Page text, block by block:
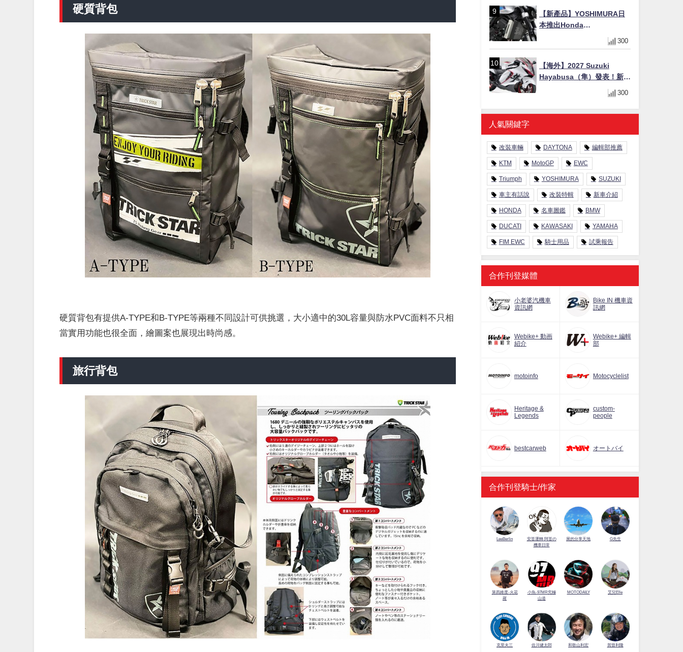
硬質背包
硬質背包有提供A-TYPE和B-TYPE等兩種不同設計可供挑選，大小適中的30L容量與防水PVC面料不只相
當實用功能也很全面，繪圖案也展現出時尚感。
旅行背包
【新產品】YOSHIMURA日
本推出Honda
CB1000F/CB1000 HORNET
專用水箱護網，六角網紋設
300
【海外】2027 Suzuki
Hayabusa（隼）發表！新增
Special Edition 特仕版，全
新珍珠白塗裝與專屬配備登
場
300
人氣關鍵字
改裝車輛 DAYTONA 編輯部推薦
KTM MotoGP EWC
Triumph YOSHIMURA SUZUKI
車主有話說 改裝特輯 新車介紹
HONDA 名車圖鑑 BMW
DUCATI KAWASAKI YAMAHA
FIM EWC 騎士用品 試乘報告
合作刊登媒體
小老婆汽機車
資訊網
Bike IN 機車資
訊網
Webike+ 動画
紹介
Webike+ 編輯
部
motoinfo Motocyclelist
Heritage &
Legends
custom-
people
bestcarweb オートバイ
合作刊登騎士/作家
LeeBerlin
安筌運轉 阿筌の
機車日常
展的分享天地 G先生
第四維度-火花
羅
小魚-97MR究極
山道
MOTODAILY 艾兒Elle
克里夫三 佐川健太郎 和歌山利宏 賀曾利隆